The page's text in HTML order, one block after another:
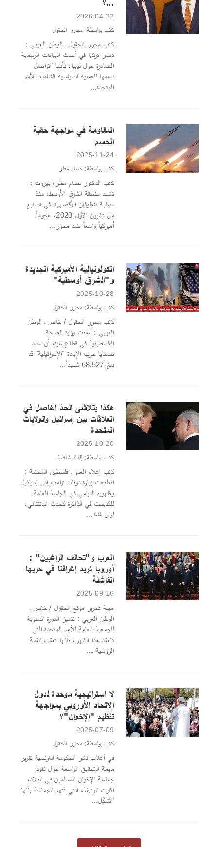
2026-04-22
كتب بواسطة: محرر الحقول
كتب محرر الحقول ـ الوطن العربي :
تصر تركيا في أحدث البيانات الرسمية
الصادرة حول ليبيا، بأنها "تواصل
دعمها للعملية السياسية الشاملة للأمم
المتحدة...
المقاومة في مواجهة حقبة
الحسم
2025-11-24
كتب بواسطة: حسام مطر
كتب الدكتور حسام مطر/ بيروت :
تشهد منطقة الشرق الأوسط، منذ
عملية «طوفان الأقصى» في السابع
من تشرين الأول 2023، هجوماً
أميركياً واسعاً ضد محور...
الكولونيالية الأميركية الجديدة
و"الشرق أوسطية"
2025-10-28
كتب بواسطة: محرر الحقول
كتب محرر الحقول / خاص ـ الوطن
العربي : أعلنت وزارة الصحة
الفلسطينية في قطاع غزة، أن عدد
ضحايا حرب الإبادة "الإسرائيلية" قد
بلغ 68,527 شهيداً...
هكذا يتلاشى الحدّ الفاصل في
العلاقات بين إسرائيل والولايات
المتحدة
2025-10-20
كتب بواسطة: إلداد شافيط
كتب إعلام العدو ـ فلسطين المحتلة :
انطبعت زيارة دونالد ترامب إلى إسرائيل
وظهوره الدرامي في الجلسة العامة
للكنيست في الذاكرة كحدث استثنائي،
ليس فقط...
العرب و"تحالف الراغبين" :
أوروبا تريد إغراقنا في حربها
الفاشلة
2025-09-16
هيئة تحرير موقع الحقول / خاص ـ
الوطن العربي : تتميز الدورة السنوية
للجمعية العامة للأمم المتحدة التي
تنعقد هذا الشهر، بأنها تعقب القمة
الروسية ـ...
لا استراتيجية موحدة لدول
الإتحاد الأوروبي بمواجهة
تنظيم "الإخوان"؟
2025-07-09
كتب بواسطة: محرر الحقول
في أعقاب نشر الحكومة الفرنسية تقرير
مهمة التحقيق الواسعة حول نفوذ
جماعة الإخوان المسلمين في البلاد،
أثارت الوثيقة، التي تَتهم الجماعة بأنها
"تُشكِّل...